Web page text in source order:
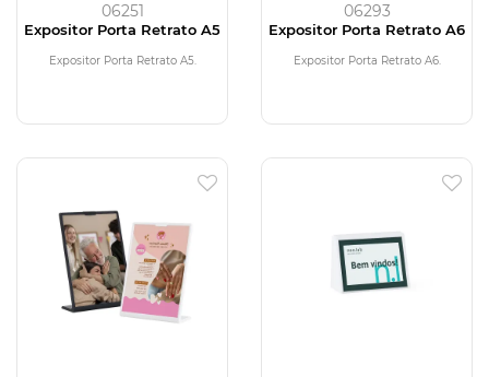
06251
Expositor Porta Retrato A5
Expositor Porta Retrato A5.
06293
Expositor Porta Retrato A6
Expositor Porta Retrato A6.